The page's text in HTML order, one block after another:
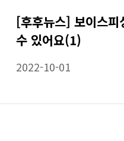
[후후뉴스] 보이스피
수 있어요(1)
2022-10-01